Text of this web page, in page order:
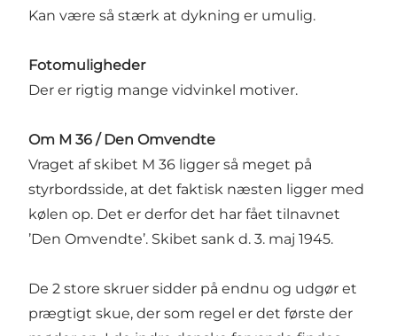
Kan være så stærk at dykning er umulig.
Fotomuligheder
Der er rigtig mange vidvinkel motiver.
Om M 36 / Den Omvendte
Vraget af skibet M 36 ligger så meget på
styrbordsside, at det faktisk næsten ligger med
kølen op. Det er derfor det har fået tilnavnet
’Den Omvendte’. Skibet sank d. 3. maj 1945.
De 2 store skruer sidder på endnu og udgør et
prægtigt skue, der som regel er det første der